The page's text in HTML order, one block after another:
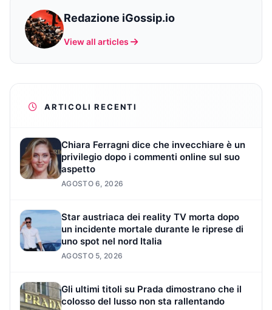
Redazione iGossip.io
View all articles
ARTICOLI RECENTI
Chiara Ferragni dice che invecchiare è un
privilegio dopo i commenti online sul suo
aspetto
AGOSTO 6, 2026
Star austriaca dei reality TV morta dopo
un incidente mortale durante le riprese di
uno spot nel nord Italia
AGOSTO 5, 2026
Gli ultimi titoli su Prada dimostrano che il
colosso del lusso non sta rallentando